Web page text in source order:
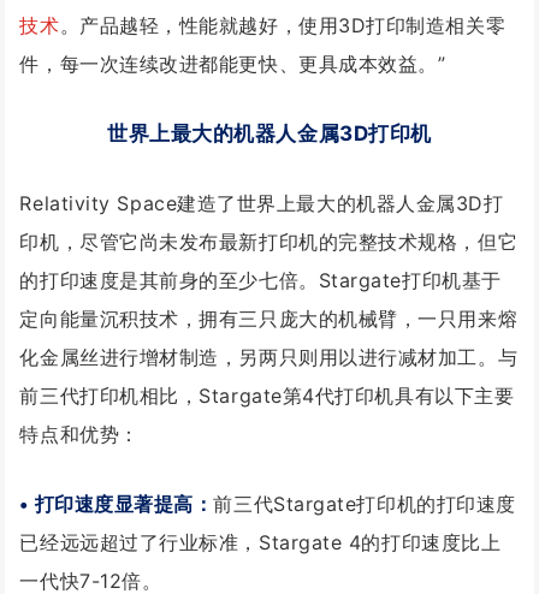
技术。产品越轻，性能就越好，使用3D打印制造相关零
件，每一次连续改进都能更快、更具成本效益。”
世界上最大的机器人金属3D打印机
Relativity Space建造了世界上最大的机器人金属3D打
印机，尽管它尚未发布最新打印机的完整技术规格，但它
的打印速度是其前身的至少七倍。 Stargate打印机基于
定向能量沉积技术，拥有三只庞大的机械臂，一只用来熔
化金属丝进行增材制造，另两只则用以进行减材加工。与
前三代打印机相比，Stargate第4代打印机具有以下主要
特点和优势：
• 打印速度显著提高：前三代Stargate打印机的打印速度
已经远远超过了行业标准，Stargate 4的打印速度比上
一代快7-12倍。